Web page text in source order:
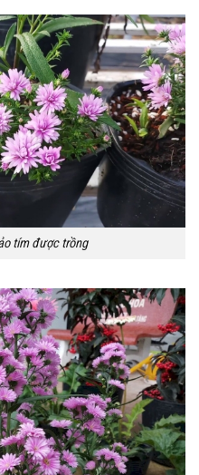
tím được trồng